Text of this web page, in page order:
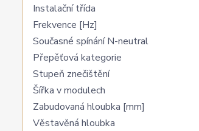
Instalační třída
Frekvence [Hz]
Současné spínání N-neutral
Přepěťová kategorie
Stupeň znečištění
Šířka v modulech
Zabudovaná hloubka [mm]
Věstavěná hloubka